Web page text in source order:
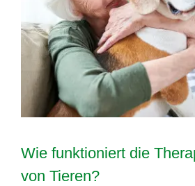
Wie funktioniert die
von Tieren?